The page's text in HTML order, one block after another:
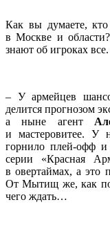
Как вы думаете,
в Москве и
знают об игроках все.
– У армейцев
делится прогнозом
а ныне агент
и мастеровитее. У
горнило плей-офф
серии «Красная
в овертаймах, а это
От Мытищ же, как
чего ждать…